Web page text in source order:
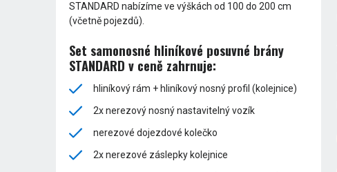
STANDARD nabízíme ve výškách od 100 do 200 cm
(včetně pojezdů).
Set samonosné hliníkové posuvné brány
STANDARD v ceně zahrnuje:
hliníkový rám + hliníkový nosný profil (kolejnice)
2x nerezový nosný nastavitelný vozík
nerezové dojezdové kolečko
2x nerezové záslepky kolejnice